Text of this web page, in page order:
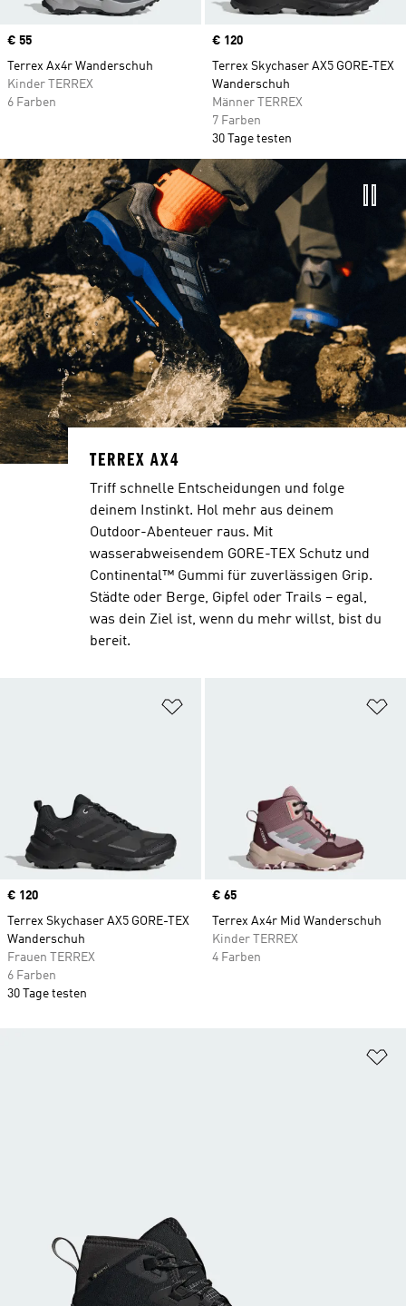
Price
€ 55
Terrex Ax4r Wanderschuh
Kinder TERREX
6 Farben
Price
€ 120
Terrex Skychaser AX5 GORE-TEX
Wanderschuh
Männer TERREX
7 Farben
30 Tage testen
Price
€ 120
Terrex Skychaser AX5 GORE-TEX
Wanderschuh
Frauen TERREX
6 Farben
30 Tage testen
Price
€ 65
Terrex Ax4r Mid Wanderschuh
Kinder TERREX
4 Farben
TERREX AX4
Triff schnelle Entscheidungen und folge
deinem Instinkt. Hol mehr aus deinem
Outdoor-Abenteuer raus. Mit
wasserabweisendem GORE-TEX Schutz und
Continental™ Gummi für zuverlässigen Grip.
Städte oder Berge, Gipfel oder Trails – egal,
was dein Ziel ist, wenn du mehr willst, bist du
bereit.